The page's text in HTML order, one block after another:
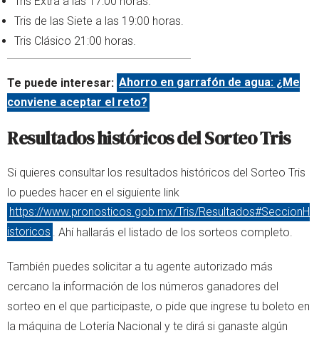
Tris de las Siete a las 19:00 horas.
Tris Clásico 21:00 horas.
Te puede interesar: Ahorro en garrafón de agua: ¿Me
conviene aceptar el reto?
Resultados históricos del Sorteo Tris
Si quieres consultar los resultados históricos del Sorteo Tris
lo puedes hacer en el siguiente link
https://www.pronosticos.gob.mx/Tris/Resultados#SeccionH
istoricos
. Ahí hallarás el listado de los sorteos completo.
También puedes solicitar a tu agente autorizado más
cercano la información de los números ganadores del
sorteo en el que participaste, o pide que ingrese tu boleto en
la máquina de Lotería Nacional y te dirá si ganaste algún